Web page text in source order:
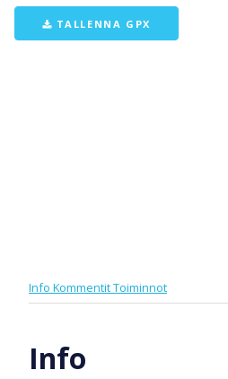
TALLENNA GPX
Info KommentitToiminnot
Info